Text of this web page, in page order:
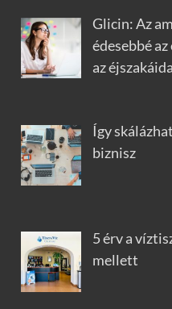
Glicin: Az
édesebbé
az
Így
biznisz
5 érv a
mellett